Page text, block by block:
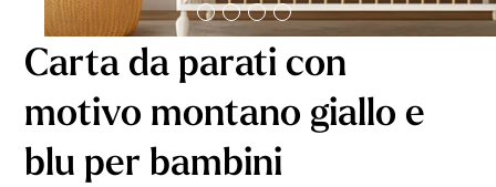
Carta da parati con
motivo montano giallo e
blu per bambini